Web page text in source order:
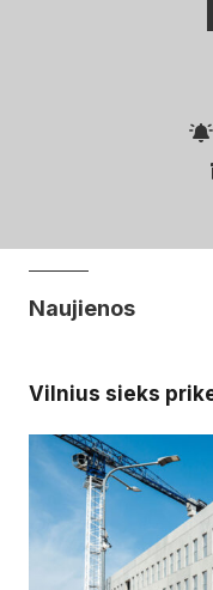
Naujienos
Vilnius sieks